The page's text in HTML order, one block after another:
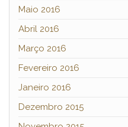
Maio 2016
Abril 2016
Março 2016
Fevereiro 2016
Janeiro 2016
Dezembro 2015